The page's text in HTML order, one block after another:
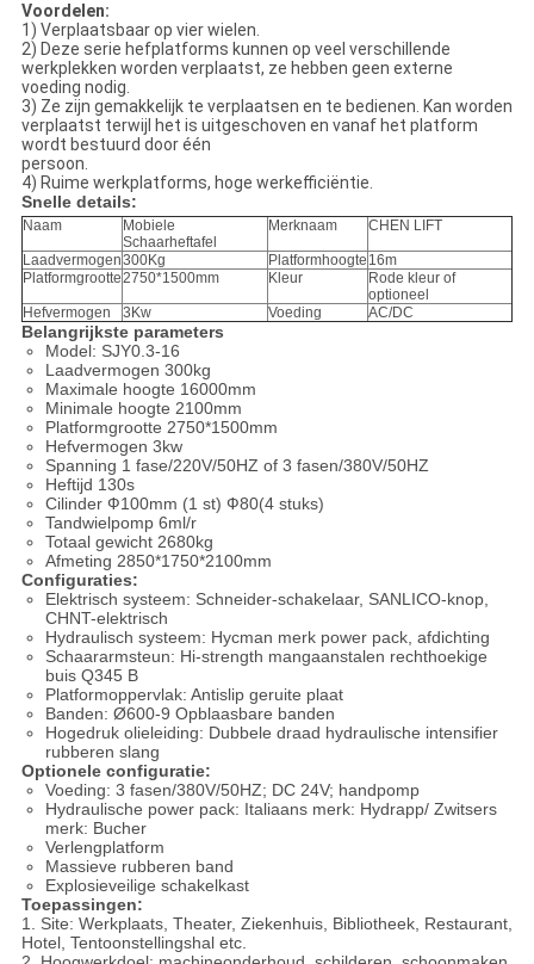
Voordelen:
1) Verplaatsbaar op vier wielen.
2) Deze serie hefplatforms kunnen op veel verschillende
werkplekken worden verplaatst, ze hebben geen externe
voeding nodig.
3) Ze zijn gemakkelijk te verplaatsen en te bedienen. Kan worden
verplaatst terwijl het is uitgeschoven en vanaf het platform
wordt bestuurd door één
persoon.
4) Ruime werkplatforms, hoge werkefficiëntie.
Snelle details:
Naam
Mobiele
Schaarheftafel
Merknaam CHEN LIFT
Laadvermogen300Kg Platformhoogte 16m
Platformgrootte2750*1500mm Kleur
Rode kleur of
optioneel
Hefvermogen
3Kw Voeding AC/DC
Belangrijkste parameters
Model: SJY0.3-16
Laadvermogen 300kg
Maximale hoogte 16000mm
Minimale hoogte 2100mm
Platformgrootte 2750*1500mm
Hefvermogen 3kw
Spanning 1 fase/220V/50HZ of 3 fasen/380V/50HZ
Heftijd 130s
Cilinder Ф100mm (1 st) Ф80(4 stuks)
Tandwielpomp 6ml/r
Totaal gewicht 2680kg
Afmeting 2850*1750*2100mm
Configuraties:
Elektrisch systeem: Schneider-schakelaar, SANLICO-knop,
CHNT-elektrisch
Hydraulisch systeem: Hycman merk power pack, afdichting
Schaararmsteun: Hi-strength mangaanstalen rechthoekige
buis Q345 B
Platformoppervlak: Antislip geruite plaat
Banden: Ø600-9 Opblaasbare banden
Hogedruk olieleiding: Dubbele draad hydraulische intensifier
rubberen slang
Optionele configuratie:
Voeding: 3 fasen/380V/50HZ; DC 24V; handpomp
Hydraulische power pack: Italiaans merk: Hydrapp/ Zwitsers
merk: Bucher
Verlengplatform
Massieve rubberen band
Explosieveilige schakelkast
Toepassingen:
1. Site: Werkplaats, Theater, Ziekenhuis, Bibliotheek, Restaurant,
Hotel, Tentoonstellingshal etc.